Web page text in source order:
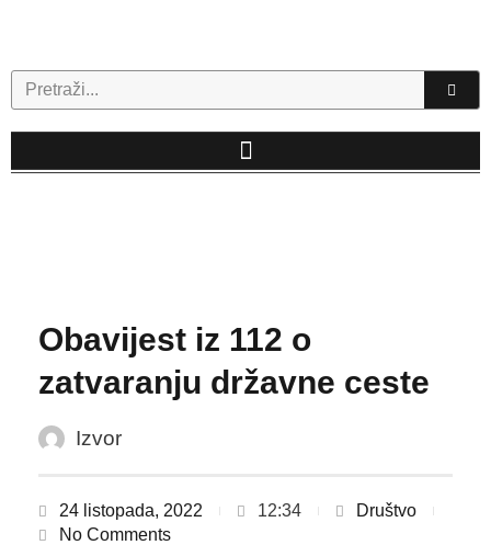
Search
Obavijest iz 112 o
zatvaranju državne ceste
Izvor
24 listopada, 2022 12:34
Društvo
No Comments